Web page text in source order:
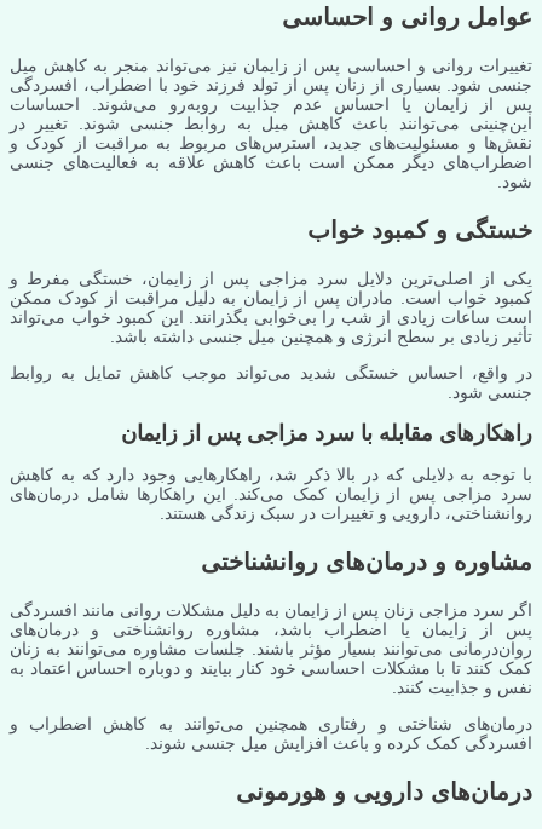
عوامل روانی و احساسی
تغییرات روانی و احساسی پس از زایمان نیز می‌تواند منجر به کاهش میل
جنسی شود. بسیاری از زنان پس از تولد فرزند خود با اضطراب، افسردگی
پس از زایمان یا احساس عدم جذابیت روبه‌رو می‌شوند. احساسات
این‌چنینی می‌توانند باعث کاهش میل به روابط جنسی شوند. تغییر در
نقش‌ها و مسئولیت‌های جدید، استرس‌های مربوط به مراقبت از کودک و
اضطراب‌های دیگر ممکن است باعث کاهش علاقه به فعالیت‌های جنسی
شود.
خستگی و کمبود خواب
یکی از اصلی‌ترین دلایل سرد مزاجی پس از زایمان، خستگی مفرط و
کمبود خواب است. مادران پس از زایمان به دلیل مراقبت از کودک ممکن
است ساعات زیادی از شب را بی‌خوابی بگذرانند. این کمبود خواب می‌تواند
تأثیر زیادی بر سطح انرژی و همچنین میل جنسی داشته باشد.
در واقع، احساس خستگی شدید می‌تواند موجب کاهش تمایل به روابط
جنسی شود.
راهکارهای مقابله با سرد مزاجی پس از زایمان
با توجه به دلایلی که در بالا ذکر شد، راهکارهایی وجود دارد که به کاهش
سرد مزاجی پس از زایمان کمک می‌کند. این راهکارها شامل درمان‌های
روانشناختی، دارویی و تغییرات در سبک زندگی هستند.
مشاوره و درمان‌های روانشناختی
اگر سرد مزاجی زنان پس از زایمان به دلیل مشکلات روانی مانند افسردگی
پس از زایمان یا اضطراب باشد، مشاوره روانشناختی و درمان‌های
روان‌درمانی می‌توانند بسیار مؤثر باشند. جلسات مشاوره می‌توانند به زنان
کمک کنند تا با مشکلات احساسی خود کنار بیایند و دوباره احساس اعتماد به
نفس و جذابیت کنند.
درمان‌های شناختی و رفتاری همچنین می‌توانند به کاهش اضطراب و
افسردگی کمک کرده و باعث افزایش میل جنسی شوند.
درمان‌های دارویی و هورمونی